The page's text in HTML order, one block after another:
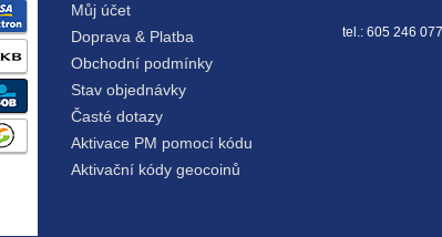
Můj účet
Doprava & Platba
Obchodní podmínky
Stav objednávky
Časté dotazy
Aktivace PM pomocí kódu
Aktivační kódy geocoinů
tel.: 605 246